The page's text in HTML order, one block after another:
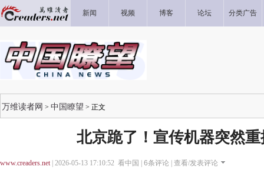
新闻 视频 博客 论坛 分类广告
万维读者网 > 中国瞭望 > 正文
北京跪了！宣传机器突然
www.creaders.net| 2026-05-13 17:10:52 看中国 | 6条评论 | 查看/发表评论